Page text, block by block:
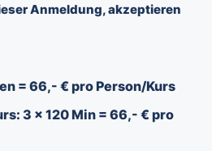
Anmeldung, akzeptieren
= 66,- € pro Person/Kurs
3 x 120 Min = 66,- € pro